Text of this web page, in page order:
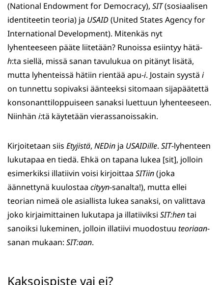
(National Endowment for Democracy), SIT(sosiaalisen
identiteetin teoria) ja USAID(United States Agency for
International Development). Mitenkäs nyt
lyhenteeseen pääte liitetään? Runoissa esiintyy hätä-
h:ta siellä, missä sanan tavulukua on pitänyt lisätä,
mutta lyhenteissä hätiin rientää apu-i. Jostain syystä i
on tunnettu sopivaksi äänteeksi sitomaan sijapäätettä
konsonanttiloppuiseen sanaksi luettuun lyhenteeseen.
Niinhän i:tä käytetään vierassanoissakin.
Kirjoitetaan siis Etyjistä, NEDin ja USAIDille. SIT-lyhenteen
lukutapaa en tiedä. Ehkä on tapana lukea [sit], jolloin
esimerkiksi illatiivin voisi kirjoittaa SITiin(joka
äännettynä kuulostaa cityyn-sanalta!), mutta ellei
teorian nimeä ole asiallista lukea sanaksi, on valittava
joko kirjaimittainen lukutapa ja illatiiviksi SIT:hentai
sanoiksi lukeminen, jolloin illatiivi muodostuu teoriaan-
sanan mukaan: SIT:aan.
Kaksoispiste vai ei?